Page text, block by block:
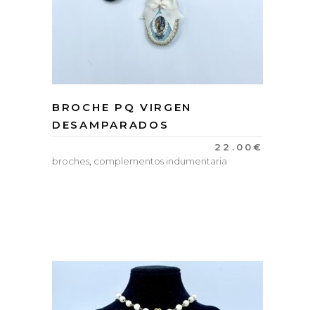
BROCHE PQ VIRGEN
DESAMPARADOS
22.00€
broches, complementos indumentaria